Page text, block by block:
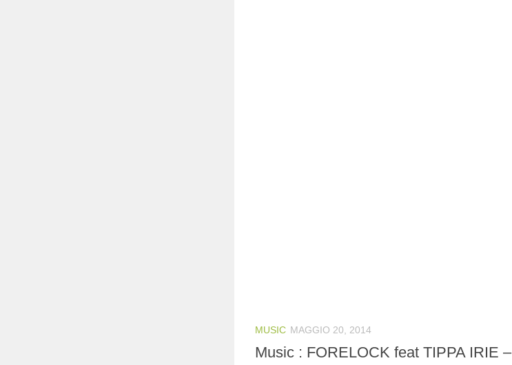
MUSIC MAGGIO 20, 2014
Music : FORELOCK feat TIPPA IRIE –